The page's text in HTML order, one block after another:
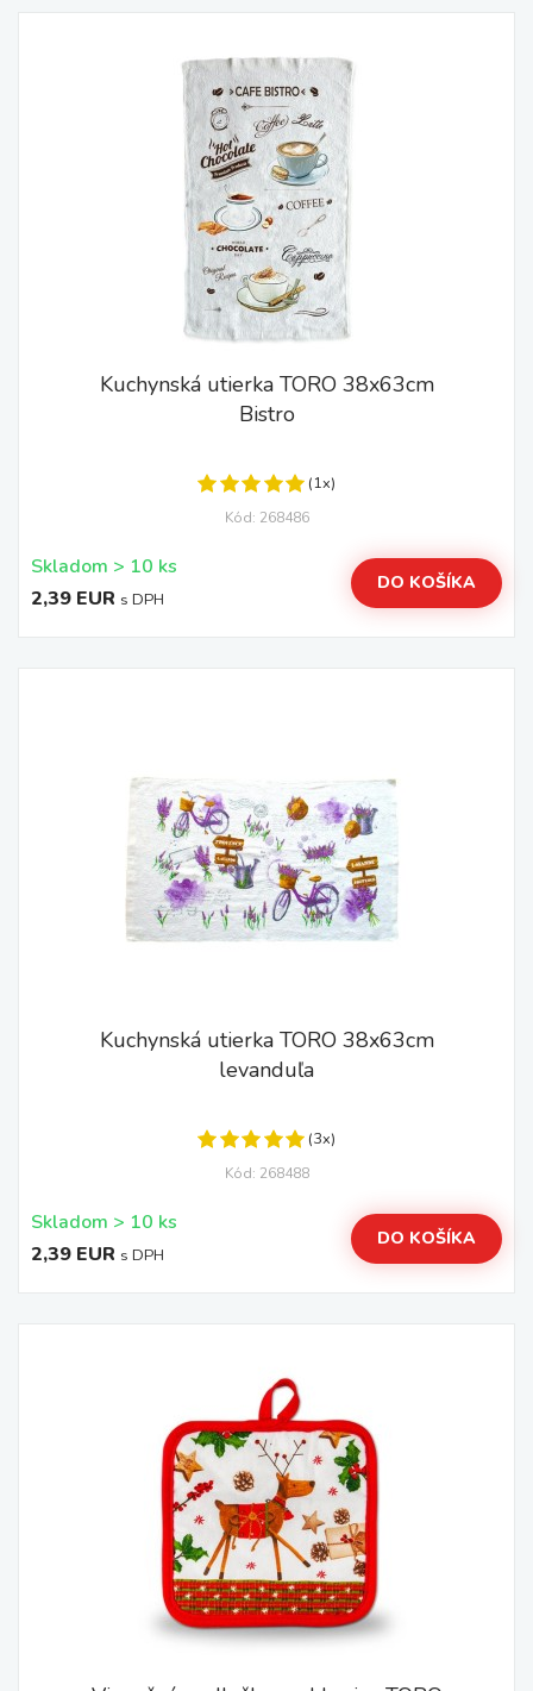
Kuchynská utierka TORO 38x63cm
Bistro
(1x)
Kód: 268486
Skladom > 10 ks
2,39 EUR s DPH
DO KOŠÍKA
Kuchynská utierka TORO 38x63cm
levanduľa
(3x)
Kód: 268488
Skladom > 10 ks
2,39 EUR s DPH
DO KOŠÍKA